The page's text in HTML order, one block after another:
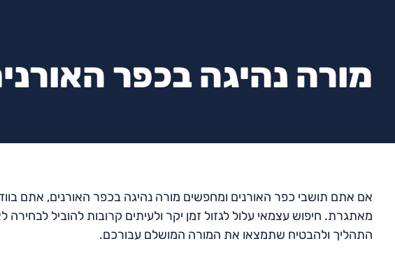
מורה נהיגה בכפר
אם אתם תושבי כפר האורנים ומחפשים מורה נהיגה בכפר האורנים, אתם
מאתגרת. חיפוש עצמאי עלול לגזול זמן יקר ולעיתים קרובות להוביל
התהליך ולהבטיח שתמצאו את המורה המושלם עבורכם.